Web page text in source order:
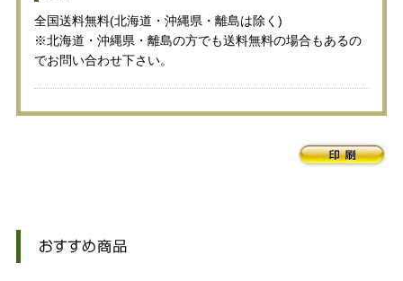
全国送料無料(北海道・沖縄県・離島は除く)
※北海道・沖縄県・離島の方でも送料無料の場合もあるの
でお問い合わせ下さい。